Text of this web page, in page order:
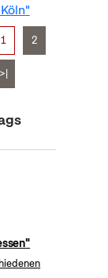
1 2
>|